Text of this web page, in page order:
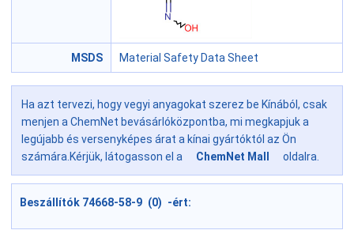
MSDS Material Safety Data Sheet
Ha azt tervezi, hogy vegyi anyagokat szerez be Kínából, csak
menjen a ChemNet bevásárlóközpontba, mi megkapjuk a
legújabb és versenyképes árat a kínai gyártóktól az Ön
számára.Kérjük, látogasson el a
ChemNet Mall oldalra.
Beszállítók 74668-58-9 (0) -ért: